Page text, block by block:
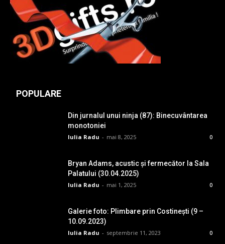
POPULARE
Din jurnalul unui ninja (87): Binecuvântarea
monotoniei
Iulia Radu - mai 8, 2025 0
Bryan Adams, acustic și fermecător la Sala
Palatului (30.04.2025)
Iulia Radu - mai 1, 2025 0
Galerie foto: Plimbare prin Costinești (9 –
10.09.2023)
Iulia Radu - septembrie 11, 2023 0